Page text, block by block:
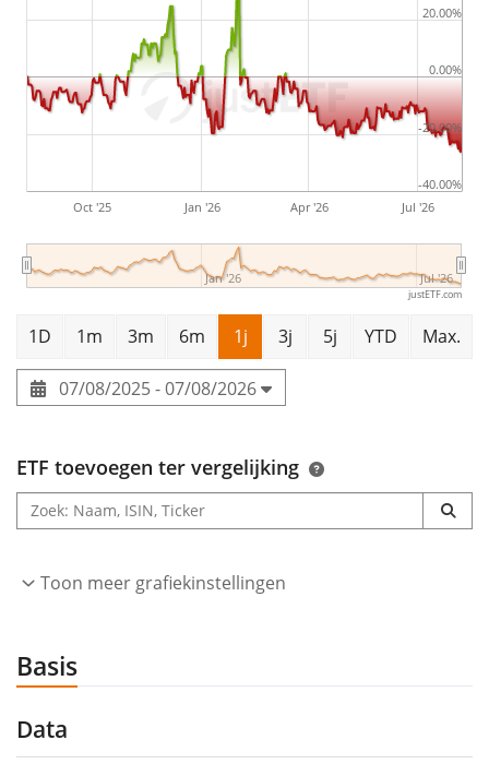
Oct '25 Jan '26 Apr '26 Jul '26
Jan '26 Jul '26
-40.00%
-20.00%
0.00%
20.00%
justETF.com
1D 1m 3m 6m 1j 3j 5j YTD Max.
07/08/2025 - 07/08/2026
ETF toevoegen ter vergelijking
Toon meer grafiekinstellingen
Basis
Data